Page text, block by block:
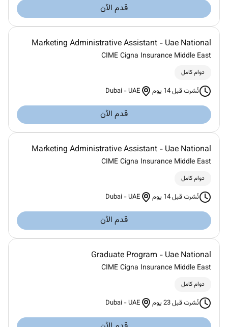
قدم الآن
Marketing Administrative Assistant - Uae National
CIME Cigna Insurance Middle East
دوام كامل
نُشرت قبل 14 يوم Dubai -UAE
قدم الآن
Marketing Administrative Assistant - Uae National
CIME Cigna Insurance Middle East
دوام كامل
نُشرت قبل 14 يوم Dubai -UAE
قدم الآن
Graduate Program - Uae National
CIME Cigna Insurance Middle East
دوام كامل
نُشرت قبل 23 يوم Dubai -UAE